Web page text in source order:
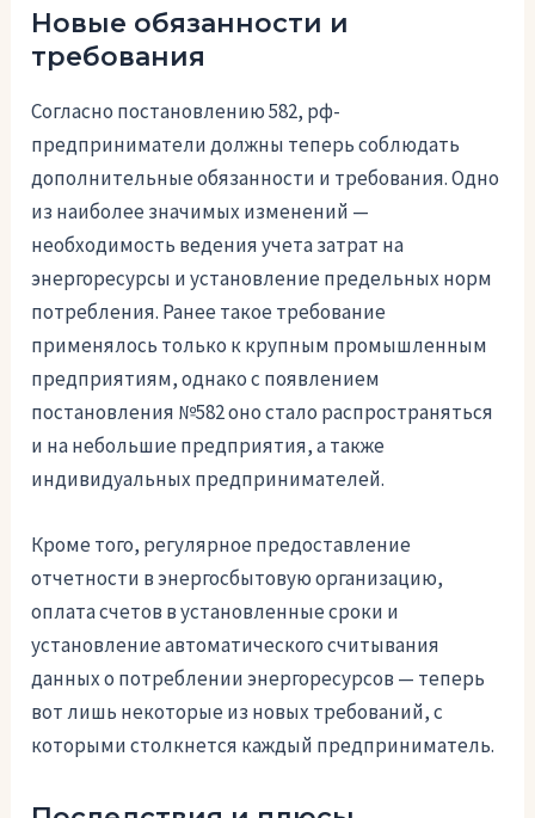
Новые обязанности и
требования
Согласно постановлению 582, рф-
предприниматели должны теперь соблюдать
дополнительные обязанности и требования. Одно
из наиболее значимых изменений —
необходимость ведения учета затрат на
энергоресурсы и установление предельных норм
потребления. Ранее такое требование
применялось только к крупным промышленным
предприятиям, однако с появлением
постановления №582 оно стало распространяться
и на небольшие предприятия, а также
индивидуальных предпринимателей.
Кроме того, регулярное предоставление
отчетности в энергосбытовую организацию,
оплата счетов в установленные сроки и
установление автоматического считывания
данных о потреблении энергоресурсов — теперь
вот лишь некоторые из новых требований, с
которыми столкнется каждый предприниматель.